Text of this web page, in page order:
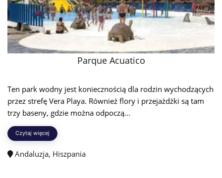
Parque Acuatico
Ten park wodny jest koniecznością dla rodzin wychodzących
przez strefę Vera Playa. Również flory i przejażdżki są tam
trzy baseny, gdzie można odpoczą...
Czytaj więcej
Andaluzja, Hiszpania